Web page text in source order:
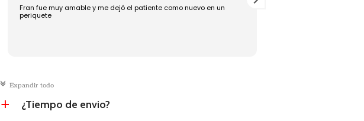
Fran fue muy amable y me dejó el patiente como nuevo en un
periquete
c Expandir todo
a ¿Tiempo de envio?